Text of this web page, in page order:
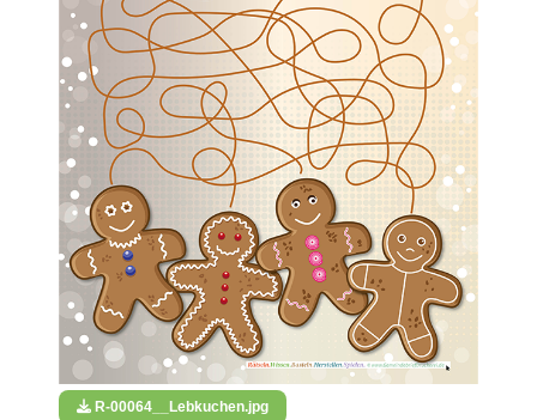
R-00064__Lebkuchen.jpg